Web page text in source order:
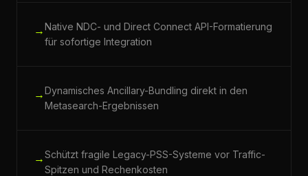
→Native NDC- und Direct Connect API-Formatierung
für sofortige Integration
→Dynamisches Ancillary-Bundling direkt in den
Metasearch-Ergebnissen
→Schützt fragile Legacy-PSS-Systeme vor Traffic-
Spitzen und Rechenkosten